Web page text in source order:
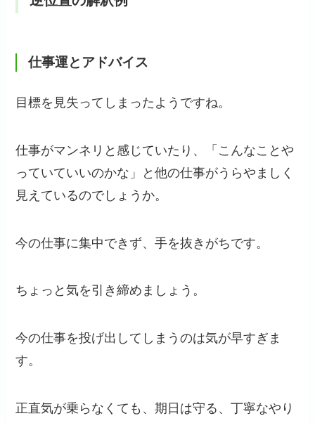
仕事運と アドバイス
目標を見失ってしまったようですね。
仕事がマンネリと感じていたり、「こんなことや
っていていいのかな」と他の仕事がうらやましく
見えているのでしょうか。
今の仕事に集中できず、手を抜きがちです。
ちょっと気を引き締めましょう。
今の仕事を投げ出してしまうのは気が早すぎま
す。
正直気が乗らなくても、期日は守る、丁寧なやり